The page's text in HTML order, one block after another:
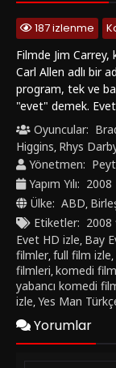
(http://
187 izlenme
Filmde Jim Carrey,
Carl Allen adlı bir
program, tek ve
"evet" demek.
başta Carl'ın
değiştirir fakat çok
olasılıklara
Oyuncular:
Higgins, Rhys
Yönetmen:
Yapım Yılı: 2008
Ülke: ABD,
Etiketler: 2008
Evet HD izle, Bay
filmler,full film izle,
filmleri,komedi
yabancı komedi
izle,Yes Man
Yorumlar